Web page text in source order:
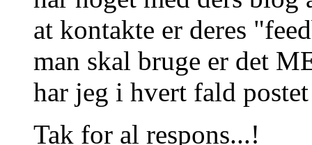
at kontakte er deres
man skal bruge er det
har jeg i hvert fald
Tak for al respons...!